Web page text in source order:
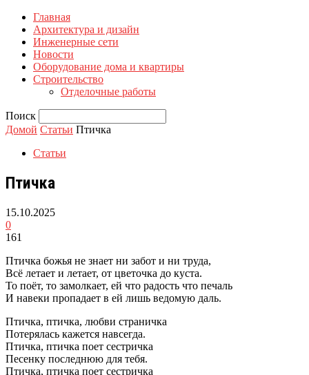
Главная
Архитектура и дизайн
Инженерные сети
Новости
Оборудование дома и квартиры
Строительство
Отделочные работы
Поиск
Домой Статьи Птичка
Статьи
Птичка
15.10.2025
0
161
Птичка божья не знает ни забот и ни труда,
Всё летает и летает, от цветочка до куста.
То поёт, то замолкает, ей что радость что печаль
И навеки пропадает в ей лишь ведомую даль.
Птичка, птичка, любви страничка
Потерялась кажется навсегда.
Птичка, птичка поет сестричка
Песенку последнюю для тебя.
Птичка, птичка поет сестричка